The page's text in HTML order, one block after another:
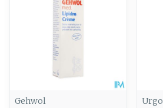
Gehwol
Urgo